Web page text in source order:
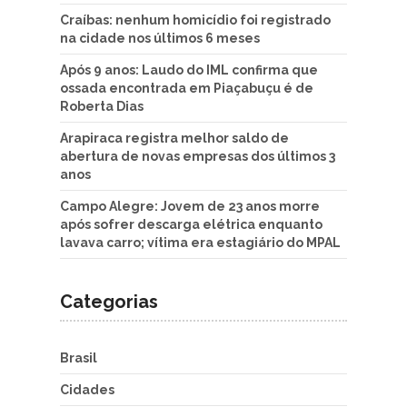
Craíbas: nenhum homicídio foi registrado
na cidade nos últimos 6 meses
Após 9 anos: Laudo do IML confirma que
ossada encontrada em Piaçabuçu é de
Roberta Dias
Arapiraca registra melhor saldo de
abertura de novas empresas dos últimos 3
anos
Campo Alegre: Jovem de 23 anos morre
após sofrer descarga elétrica enquanto
lavava carro; vítima era estagiário do MPAL
Categorias
Brasil
Cidades